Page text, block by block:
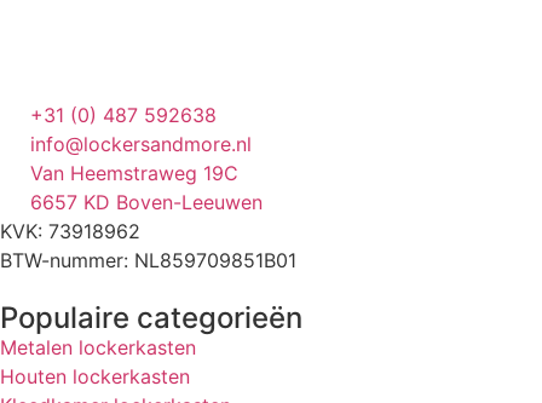
+31 (0) 487 592638
info@lockersandmore.nl
Van Heemstraweg 19C
6657 KD Boven-Leeuwen
KVK: 73918962
BTW-nummer: NL859709851B01
Populaire categorieën
Metalen lockerkasten
Houten lockerkasten